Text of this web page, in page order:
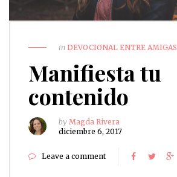
in DEVOCIONAL ENTRE AMIGAS
Manifiesta tu
contenido
by Magda Rivera
diciembre 6, 2017
Leave a comment